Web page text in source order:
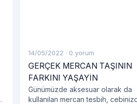
14/05/2022 · 0 yorum
GERÇEK MERCAN TAŞININ
FARKINI YAŞAYIN
Günümüzde aksesuar olarak da
kullanılan mercan tesbih,